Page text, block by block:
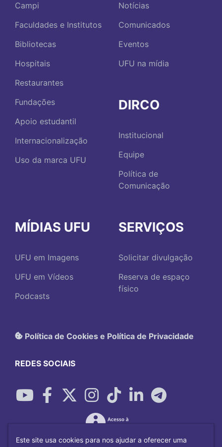
Campi
Faculdades e Institutos
Bibliotecas
Hospitais
Restaurantes
Fundações
Apoio estudantil
Internacionalização
Uso da marca UFU
Notícias
Comunicados
Eventos
UFU na mídia
DIRCO
Institucional
Equipe
Política de
Comunicação
MÍDIAS UFU
UFU em Imagens
UFU em Vídeos
Podcasts
SERVIÇOS
Solicitar divulgação
Reserva de espaço
físico
Política de Cookies e Política de Privacidade
REDES SOCIAIS
Este site usa cookies para nos ajudar a oferecer uma